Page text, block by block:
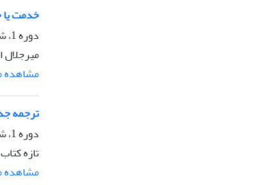
خدمت یا
دوره 1، شماره 1، تابستان 1374، صفحه
میرجلال
مشاهده
ترجمه
دوره 1، شماره 1، تابستان 1374، صفحه
تازه
مشاهده